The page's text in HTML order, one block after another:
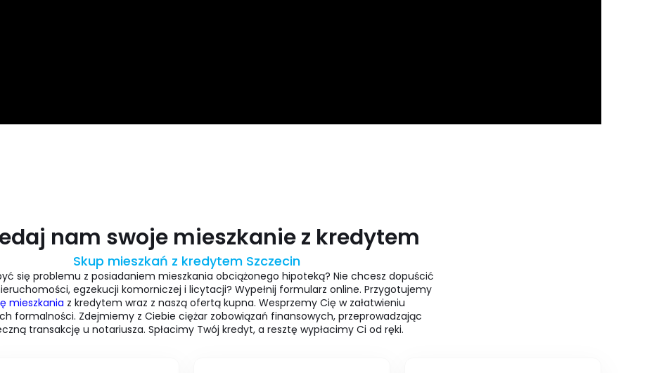
nam swoje mieszkanie z kredytem
Skup mieszkań z kredytem Szczecin
się problemu z posiadaniem mieszkania obciążonego hipoteką? Nie chcesz dopuścić
egzekucji komorniczej i licytacji? Wypełnij formularz online. Przygotujemy
mieszkania z kredytem wraz z naszą ofertą kupna. Wesprzemy Cię w załatwieniu
formalności. Zdejmiemy z Ciebie ciężar zobowiązań finansowych, przeprowadzając
transakcję u notariusza. Spłacimy Twój kredyt, a resztę wypłacimy Ci od ręki.